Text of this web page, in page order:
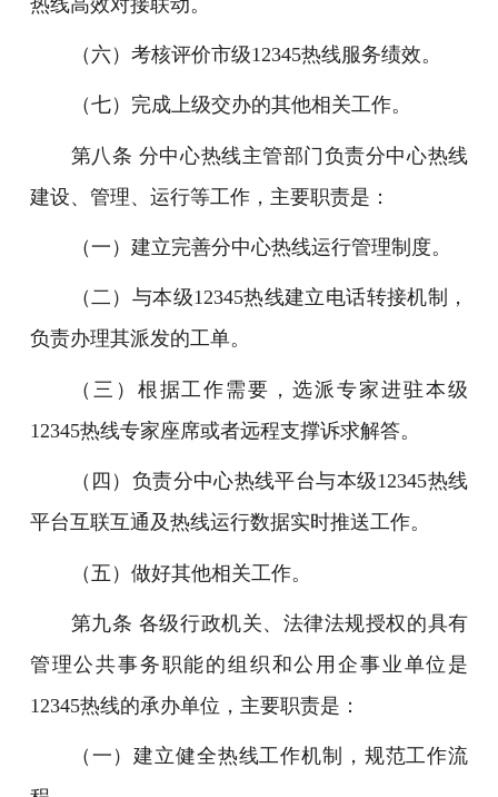
（六）考核评价市级12345热线服务绩效。
（七）完成上级交办的其他相关工作。
第八条 分中心热线主管部门负责分中心热线
建设、管理、运行等工作，主要职责是：
（一）建立完善分中心热线运行管理制度。
（二）与本级12345热线建立电话转接机制，
负责办理其派发的工单。
（三）根据工作需要，选派专家进驻本级
12345热线专家座席或者远程支撑诉求解答。
（四）负责分中心热线平台与本级12345热线
平台互联互通及热线运行数据实时推送工作。
（五）做好其他相关工作。
第九条 各级行政机关、法律法规授权的具有
管理公共事务职能的组织和公用企事业单位是
12345热线的承办单位，主要职责是：
（一）建立健全热线工作机制，规范工作流